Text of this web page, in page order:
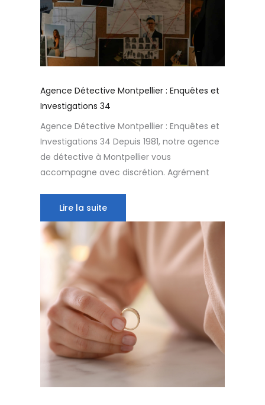
Agence Détective Montpellier : Enquêtes et
Investigations 34
Agence Détective Montpellier : Enquêtes et
Investigations 34 Depuis 1981, notre agence
de détective à Montpellier vous
accompagne avec discrétion. Agrément
Lire la suite